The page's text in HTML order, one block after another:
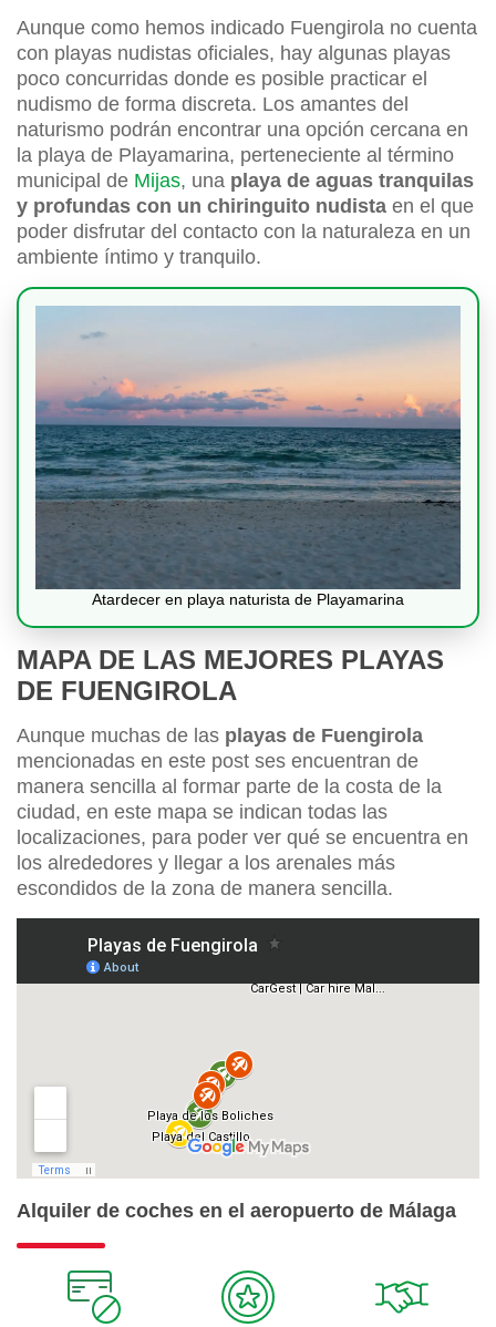
Aunque como hemos indicado Fuengirola no cuenta
con playas nudistas oficiales, hay algunas playas
poco concurridas donde es posible practicar el
nudismo de forma discreta. Los amantes del
naturismo podrán encontrar una opción cercana en
la playa de Playamarina, perteneciente al término
municipal de Mijas, una playa de aguas tranquilas
y profundas con un chiringuito nudista en el que
poder disfrutar del contacto con la naturaleza en un
ambiente íntimo y tranquilo.
Atardecer en playa naturista de Playamarina
MAPA DE LAS MEJORES PLAYAS
DE FUENGIROLA
Aunque muchas de las playas de Fuengirola
mencionadas en este post ses encuentran de
manera sencilla al formar parte de la costa de la
ciudad, en este mapa se indican todas las
localizaciones, para poder ver qué se encuentra en
los alrededores y llegar a los arenales más
escondidos de la zona de manera sencilla.
Alquiler de coches en el aeropuerto de Málaga